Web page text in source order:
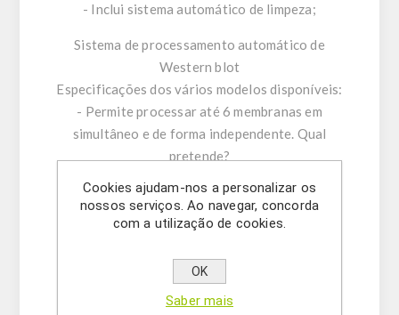
- Inclui sistema automático de limpeza;
Sistema de processamento automático de
Western blot
Especificações dos vários modelos disponíveis:
- Permite processar até 6 membranas em
simultâneo e de forma independente. Qual
pretende?
bloqueio da membrana, lavagem e incubação
com os anticorpos;
- Tamanho das caixas de incubação: 88x88 mm,
58x88 mm ou 28,5x88 mm. Qual pretende?
Cookies ajudam-nos a personalizar os
nossos serviços. Ao navegar, concorda
com a utilização de cookies.
OK
Saber mais